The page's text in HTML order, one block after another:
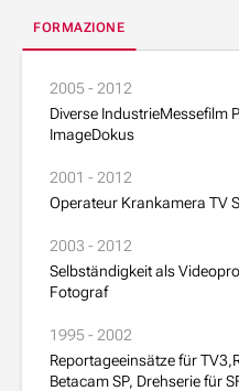
FORMAZIONE
2005 - 2012
Diverse IndustrieMessefilm
ImageDokus
2001 - 2012
Operateur Krankamera TV
2003 - 2012
Selbständigkeit als
Fotograf
1995 - 2002
Reportageeinsätze für
Betacam SP, Drehserie für